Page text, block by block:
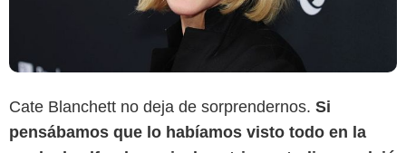
Cate Blanchett no deja de sorprendernos. Si
pensábamos que lo habíamos visto todo en la